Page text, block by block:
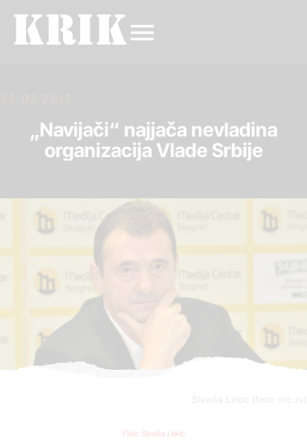
22.07.2017.
„Navijači“ najjača nevladina
organizacija Vlade Srbije
Slaviša Lekić (foto: mc.rs)
Piše: Slaviša Lekić